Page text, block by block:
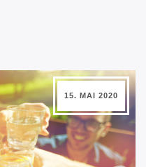
15. MAI 2020